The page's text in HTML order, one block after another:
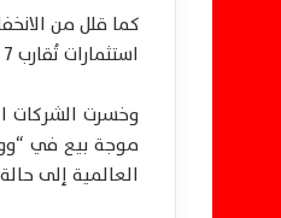
كما قلل من
استثمارات تُقارب 7 تريليونات دولار إلى بلدنا، وسترون كيف ستسير الأمور”.
العالمية إلى حالة من